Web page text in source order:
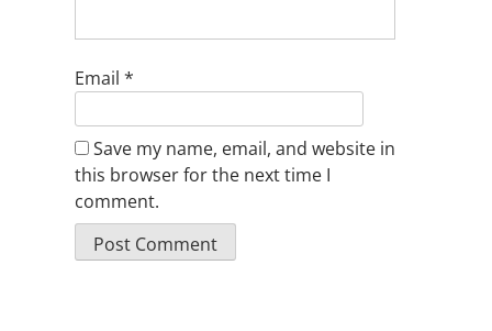
Email *
Save my name, email, and website in
this browser for the next time I
comment.